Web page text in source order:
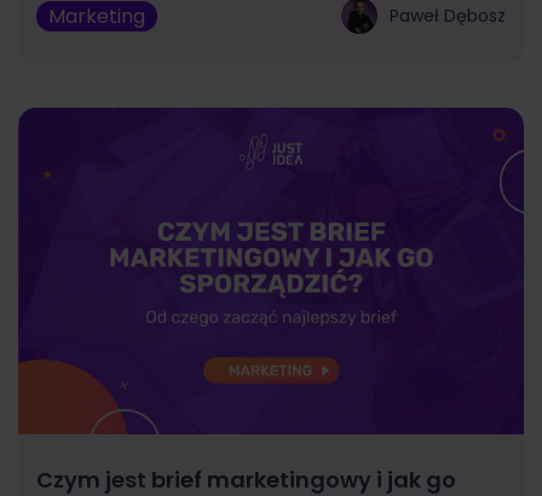
Marketing Paweł Dębosz
Czym jest brief marketingowy i jak go